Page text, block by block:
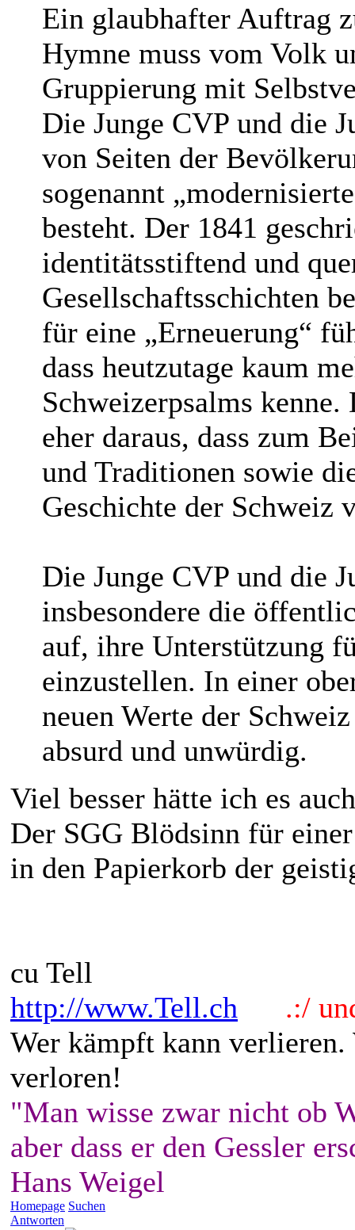
Ein glaubhafter Auftrag
Hymne muss vom Volk
Gruppierung mit
Die Junge CVP und die
von Seiten der
sogenannt
besteht. Der 1841
identitätsstiftend und
Gesellschaftsschichten
für eine „Erneuerung“
dass heutzutage kaum
Schweizerpsalms
eher daraus, dass zum
und Traditionen sowie
Geschichte der Schweiz
Die Junge CVP und die
insbesondere die
auf, ihre Unterstützung
einzustellen. In einer
neuen Werte der
absurd und unwürdig.
Viel besser hätte ich es
Der SGG Blödsinn für
in den Papierkorb der
cu Tell
http://www.Tell.ch
.:/
Wer kämpft kann
verloren!
"Man wisse zwar nicht ob
aber dass er den Gessler
Hans Weigel
Homepage Suchen
Antworten